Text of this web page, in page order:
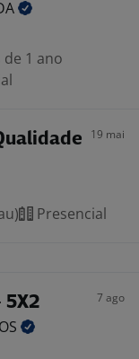
de 1 ano
19 mai
Presencial
5X2 7 ago